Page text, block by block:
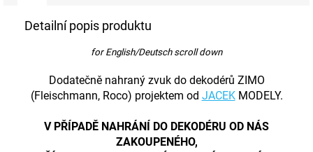
Detailní popis produktu
​for English/Deutsch scroll down
Dodatečně nahraný zvuk do dekodérů ZIMO
(Fleischmann, Roco) projektem od JACEKMODELY.
V PŘÍPADĚ NAHRÁNÍ DO DEKODÉRU OD NÁS
ZAKOUPENÉHO,